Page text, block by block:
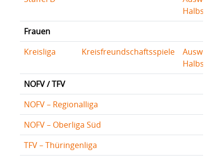
Halbserie
Frauen
Kreisliga
Kreisfreundschaftsspiele
Halbserie
NOFV / TFV
NOFV – Regionalliga
NOFV – Oberliga Süd
TFV – Thüringenliga